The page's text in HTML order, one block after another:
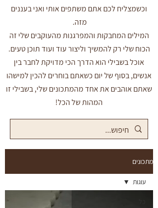
וכשמצליח לכם אתם משתפים אותי ואני בעננים
מזה.
המילים המחבקות והמפרגנות מהעוקבים שלי זה
הכוח שלי רק להמשיך וליצור עוד ועוד תוכן טעים.
אוכל בשבילי הוא הדרך הכי מדויקת לחבר בין
אנשים, בסוף של יום כשאתם בוחרים להכין למישהו
שאתם אוהבים את אחד מהמתכונים שלי, בשבילי זו
המהות של הכל!
מתכונים
עוגות